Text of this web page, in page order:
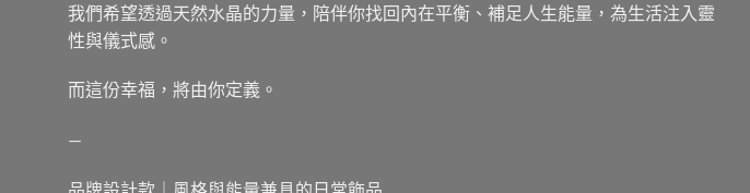
我們希望透過天然水晶的力量，陪伴你找回內在平衡、補足人生能量，為生活注入靈
性與儀式感。
而這份幸福，將由你定義。
—